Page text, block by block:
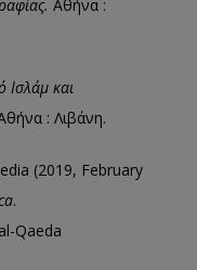
Αθήνα :
Ισλάμ και
: Λιβάνη.
(2019, February
.
Qaeda